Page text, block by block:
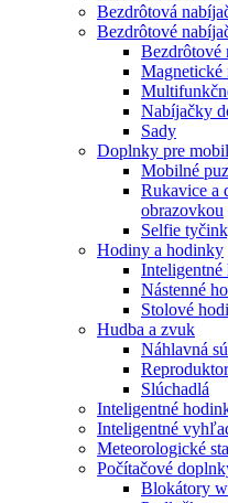
Bezdrôtová
Bezdrôtové
Bezdrôtové
Magnetické
Nabíjačky
Sady
Doplnky pre
Mobilné
Rukavice a
obrazovkou
Selfie
Hodiny a hodinky
Nástenné
Stolové
Hudba a zvuk
Náhlavná
Slúchadlá
Inteligentné
Inteligentné
Meteorologické
Počítačové
Blokátory